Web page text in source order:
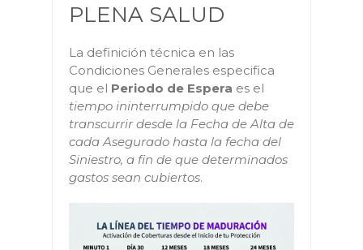
PLENA SALUD
La definición técnica en las
Condiciones Generales especifica
que el Periodo de Espera es el
tiempo ininterrumpido que debe
transcurrir desde la Fecha de Alta de
cada Asegurado hasta la fecha del
Siniestro, a fin de que determinados
gastos sean cubiertos.